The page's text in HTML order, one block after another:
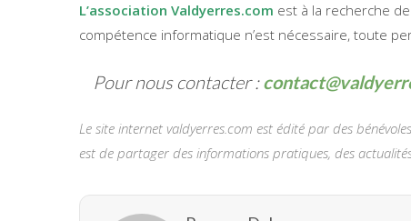
L’association Valdyerres.com est à la recherche
compétence informatique n’est nécessaire, toute
Pour nous contacter :
Le site internet valdyerres.com est édité par des
est de partager des informations pratiques, des